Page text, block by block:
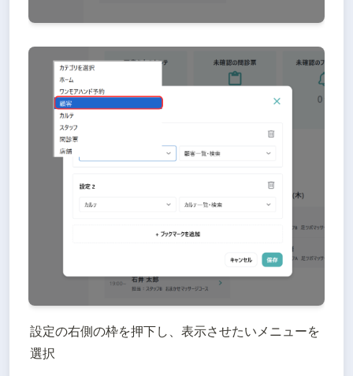
設定の右側の枠を押下し、表示させたいメニューを
選択